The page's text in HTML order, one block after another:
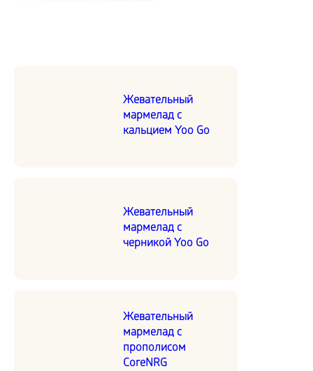
Жевательный
мармелад с
кальцием Yoo Go
Жевательный
мармелад с
черникой Yoo Go
Жевательный
мармелад с
прополисом
CoreNRG